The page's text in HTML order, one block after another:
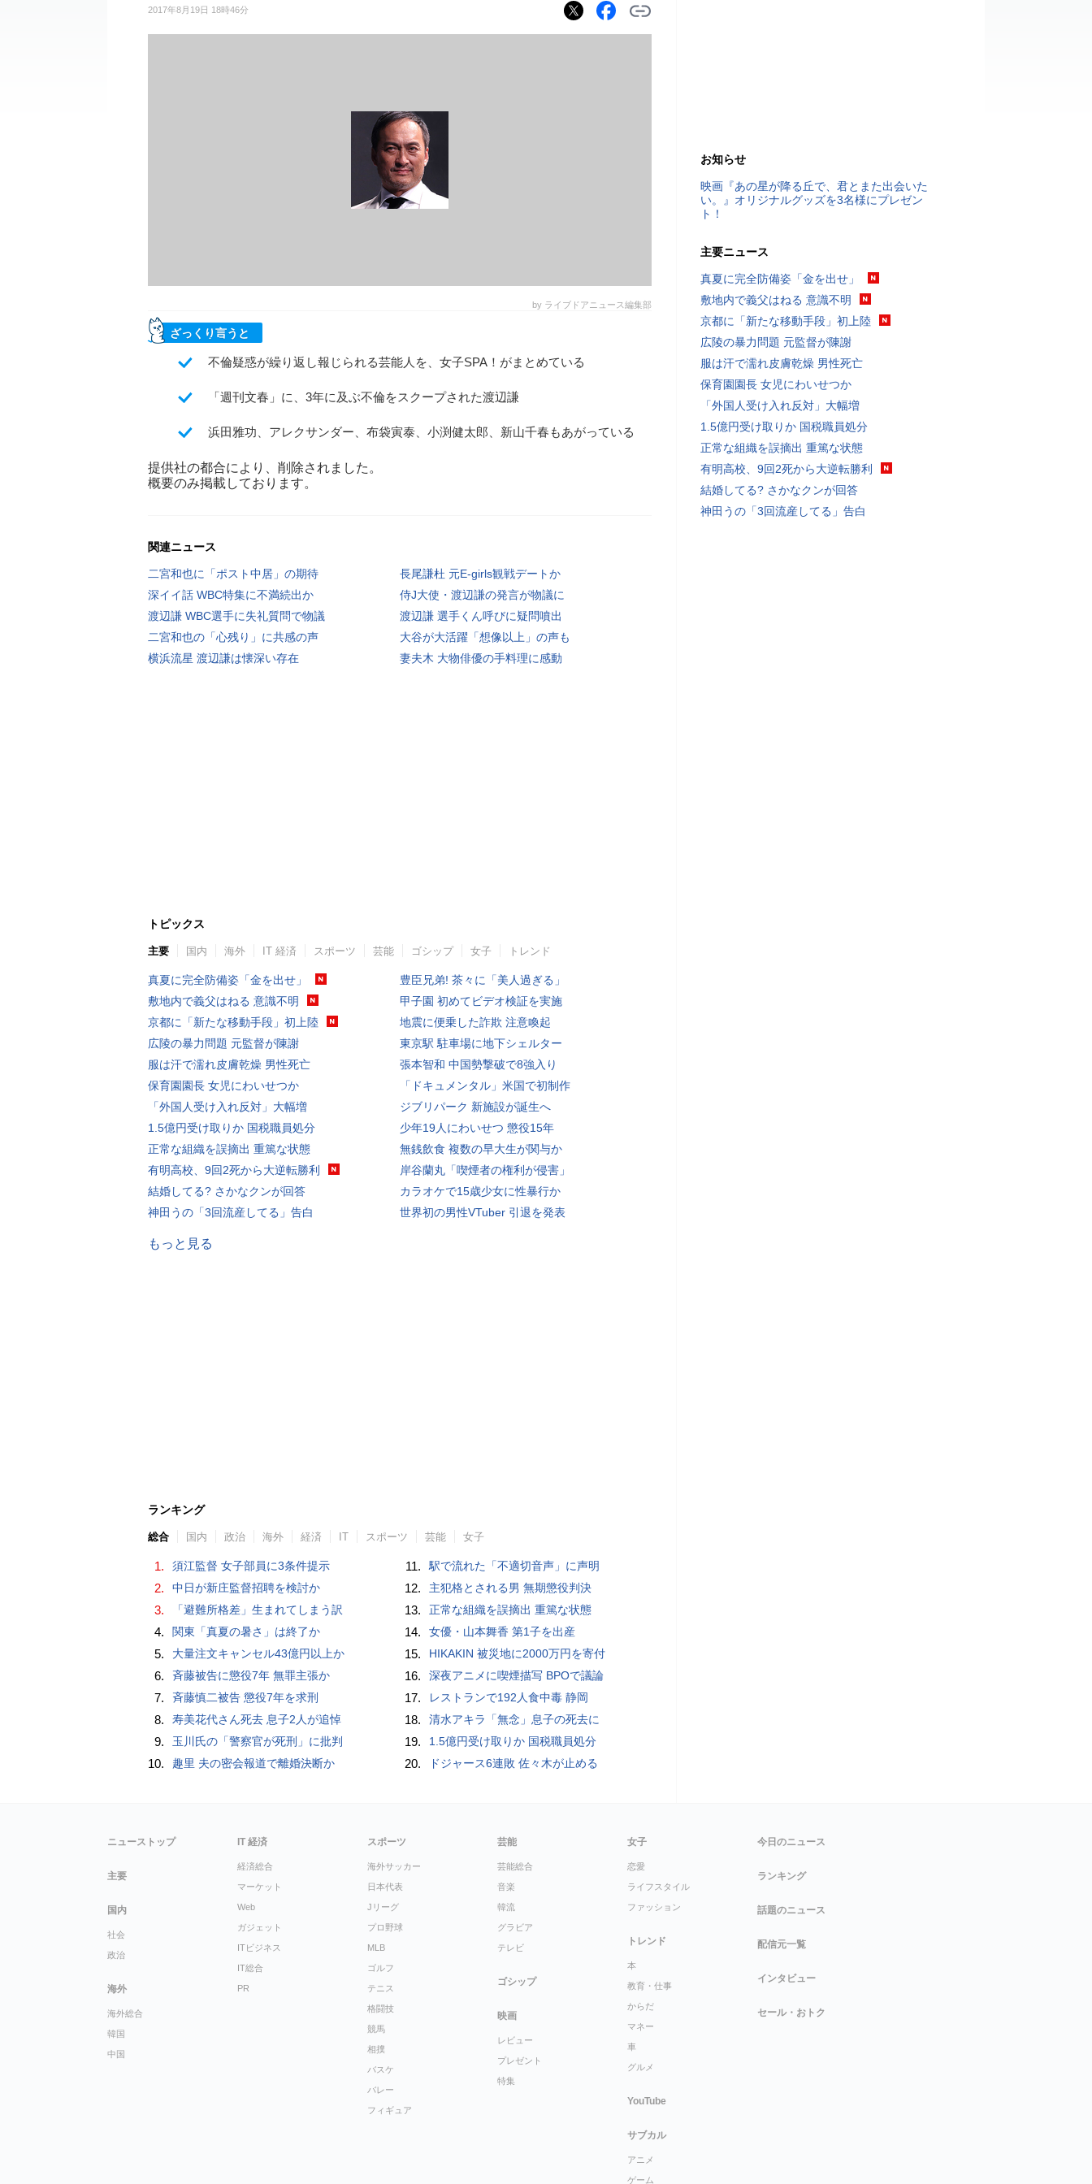
2017年8月19日 18時46分
by ライブドアニュース編集部
ざっくり言うと
不倫疑惑が繰り返し報じられる芸能人を、女子SPA！がまとめている
「週刊文春」に、3年に及ぶ不倫をスクープされた渡辺謙
浜田雅功、アレクサンダー、布袋寅泰、小渕健太郎、新山千春もあがっている
提供社の都合により、削除されました。
概要のみ掲載しております。
関連ニュース
二宮和也に「ポスト中居」の期待
長尾謙杜 元E-girls観戦デートか
深イイ話 WBC特集に不満続出か
侍J大使・渡辺謙の発言が物議に
渡辺謙 WBC選手に失礼質問で物議
渡辺謙 選手くん呼びに疑問噴出
二宮和也の「心残り」に共感の声
大谷が大活躍「想像以上」の声も
横浜流星 渡辺謙は懐深い存在
妻夫木 大物俳優の手料理に感動
トピックス
主要 国内 海外 IT 経済 スポーツ 芸能 ゴシップ 女子 トレンド
真夏に完全防備姿「金を出せ」
敷地内で義父はねる 意識不明
京都に「新たな移動手段」初上陸
広陵の暴力問題 元監督が陳謝
服は汗で濡れ皮膚乾燥 男性死亡
保育園園長 女児にわいせつか
「外国人受け入れ反対」大幅増
1.5億円受け取りか 国税職員処分
正常な組織を誤摘出 重篤な状態
有明高校、9回2死から大逆転勝利
結婚してる? さかなクンが回答
神田うの「3回流産してる」告白
豊臣兄弟! 茶々に「美人過ぎる」
甲子園 初めてビデオ検証を実施
地震に便乗した詐欺 注意喚起
東京駅 駐車場に地下シェルター
張本智和 中国勢撃破で8強入り
「ドキュメンタル」米国で初制作
ジブリパーク 新施設が誕生へ
少年19人にわいせつ 懲役15年
無銭飲食 複数の早大生が関与か
岸谷蘭丸「喫煙者の権利が侵害」
カラオケで15歳少女に性暴行か
世界初の男性VTuber 引退を発表
もっと見る
ランキング
総合 国内 政治 海外 経済 IT スポーツ 芸能 女子
1. 須江監督 女子部員に3条件提示
2. 中日が新庄監督招聘を検討か
3. 「避難所格差」生まれてしまう訳
4. 関東「真夏の暑さ」は終了か
5. 大量注文キャンセル43億円以上か
6. 斉藤被告に懲役7年 無罪主張か
7. 斉藤慎二被告 懲役7年を求刑
8. 寿美花代さん死去 息子2人が追悼
9. 玉川氏の「警察官が死刑」に批判
10. 趣里 夫の密会報道で離婚決断か
11. 駅で流れた「不適切音声」に声明
12. 主犯格とされる男 無期懲役判決
13. 正常な組織を誤摘出 重篤な状態
14. 女優・山本舞香 第1子を出産
15. HIKAKIN 被災地に2000万円を寄付
16. 深夜アニメに喫煙描写 BPOで議論
17. レストランで192人食中毒 静岡
18. 清水アキラ「無念」息子の死去に
19. 1.5億円受け取りか 国税職員処分
20. ドジャース6連敗 佐々木が止める
お知らせ
映画『あの星が降る丘で、君とまた出会いた
い。』オリジナルグッズを3名様にプレゼン
ト！
主要ニュース
真夏に完全防備姿「金を出せ」
敷地内で義父はねる 意識不明
京都に「新たな移動手段」初上陸
広陵の暴力問題 元監督が陳謝
服は汗で濡れ皮膚乾燥 男性死亡
保育園園長 女児にわいせつか
「外国人受け入れ反対」大幅増
1.5億円受け取りか 国税職員処分
正常な組織を誤摘出 重篤な状態
有明高校、9回2死から大逆転勝利
結婚してる? さかなクンが回答
神田うの「3回流産してる」告白
ニューストップ
主要
国内
社会
政治
海外
海外総合
韓国
中国
IT 経済
経済総合
マーケット
Web
ガジェット
ITビジネス
IT総合
PR
スポーツ
海外サッカー
日本代表
Jリーグ
プロ野球
MLB
ゴルフ
テニス
格闘技
競馬
相撲
バスケ
バレー
フィギュア
芸能
芸能総合
音楽
韓流
グラビア
テレビ
ゴシップ
映画
レビュー
プレゼント
特集
女子
恋愛
ライフスタイル
ファッション
トレンド
本
教育・仕事
からだ
マネー
車
グルメ
YouTube
サブカル
アニメ
ゲーム
今日のニュース
ランキング
話題のニュース
配信元一覧
インタビュー
セール・おトク